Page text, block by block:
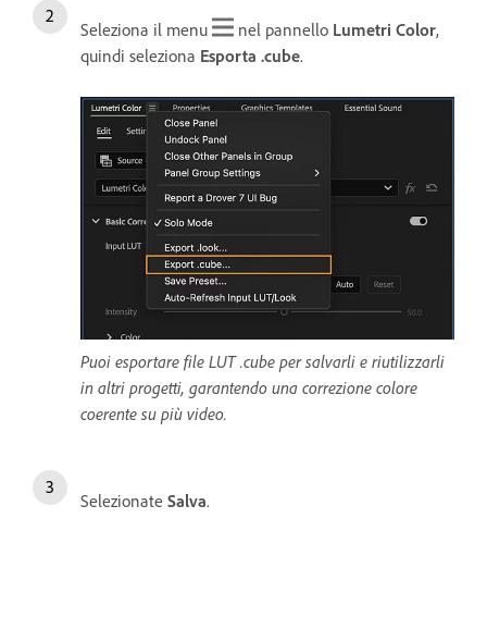
Seleziona il menu nel pannello Lumetri Color,
quindi seleziona Esporta .cube.
Puoi esportare file LUT .cube per salvarli e riutilizzarli
in altri progetti, garantendo una correzione colore
coerente su più video.
Selezionate Salva.